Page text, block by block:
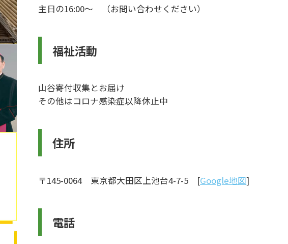
主日の16:00～ （お問い合わせください）
福祉活動
山谷寄付収集とお届け
その他はコロナ感染症以降休止中
住所
〒145-0064 東京都大田区上池台4-7-5 [Google地図]
電話